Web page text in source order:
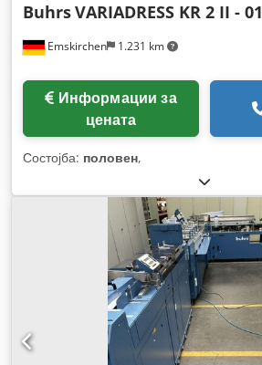
Emskirchen 1.231 km
BuhrsVARIADRESS KR 2 II - 01
цената
Состојба: половен,